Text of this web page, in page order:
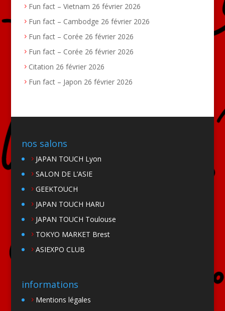
Fun fact – Vietnam 26 février 2026
Fun fact – Cambodge 26 février 2026
Fun fact – Corée 26 février 2026
Fun fact – Corée 26 février 2026
Citation 26 février 2026
Fun fact – Japon 26 février 2026
nos salons
JAPAN TOUCH Lyon
SALON DE L’ASIE
GEEKTOUCH
JAPAN TOUCH HARU
JAPAN TOUCH Toulouse
TOKYO MARKET Brest
ASIEXPO CLUB
informations
Mentions légales